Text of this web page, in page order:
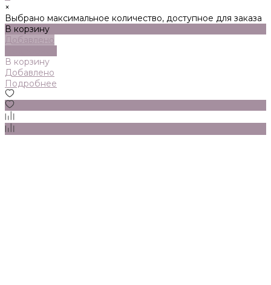
×
Выбрано максимальное количество, доступное для заказа
В корзину
Добавлено
В корзину
Добавлено
Подробнее